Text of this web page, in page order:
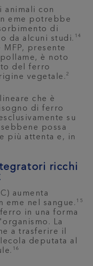
animali con
eme potrebbe
di
da alcuni studi. 14
presente
è noto
del ferro
vegetale. 2
che è
di ferro
su
possa
più attenta e, in
ricchi
aumenta
nel sangue. 15
in una forma
La
a trasferire il
deputata al
16